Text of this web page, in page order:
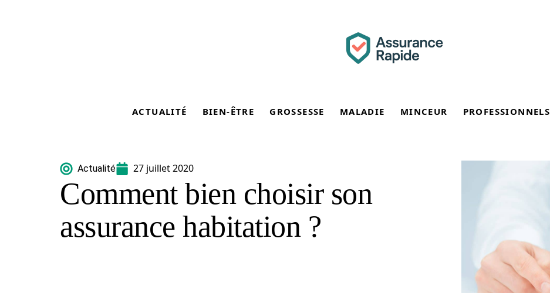
ACTUALITÉ BIEN-ÊTRE GROSSESSE MALADIE MINCEUR PROFESSIONNELS
Actualité 27 juillet 2020
Comment bien choisir son
assurance habitation ?